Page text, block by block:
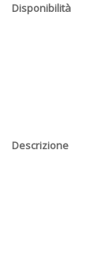
Disponibilità
Descrizione